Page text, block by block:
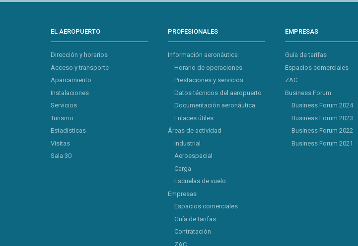
EL AEROPUERTO
Dirección y horarios
Acceso y transporte
Aparcamiento
Instalaciones
Servicios
Turismo
Estadísticas
Visitas
Sala 30
PROFESIONALES
Información aeronáutica
Horario de operaciones
Prestaciones y servicios
Datos técnicos del aeropuerto
Documentación aeronáutica
Enlaces útiles
Áreas de actividad
Industrial
Aeroespacial
Carga
Escuelas de vuelo
Empresas
Espacios comerciales
Guía de tarifas
Contratación
ZAC
EMPRESAS
Guía de tarifas
Espacios comerciales
ZAC
Business Forum
Business Forum 2024
Business Forum 2023
Business Forum 2022
Business Forum 2021